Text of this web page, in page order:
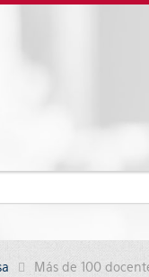
Más de 100